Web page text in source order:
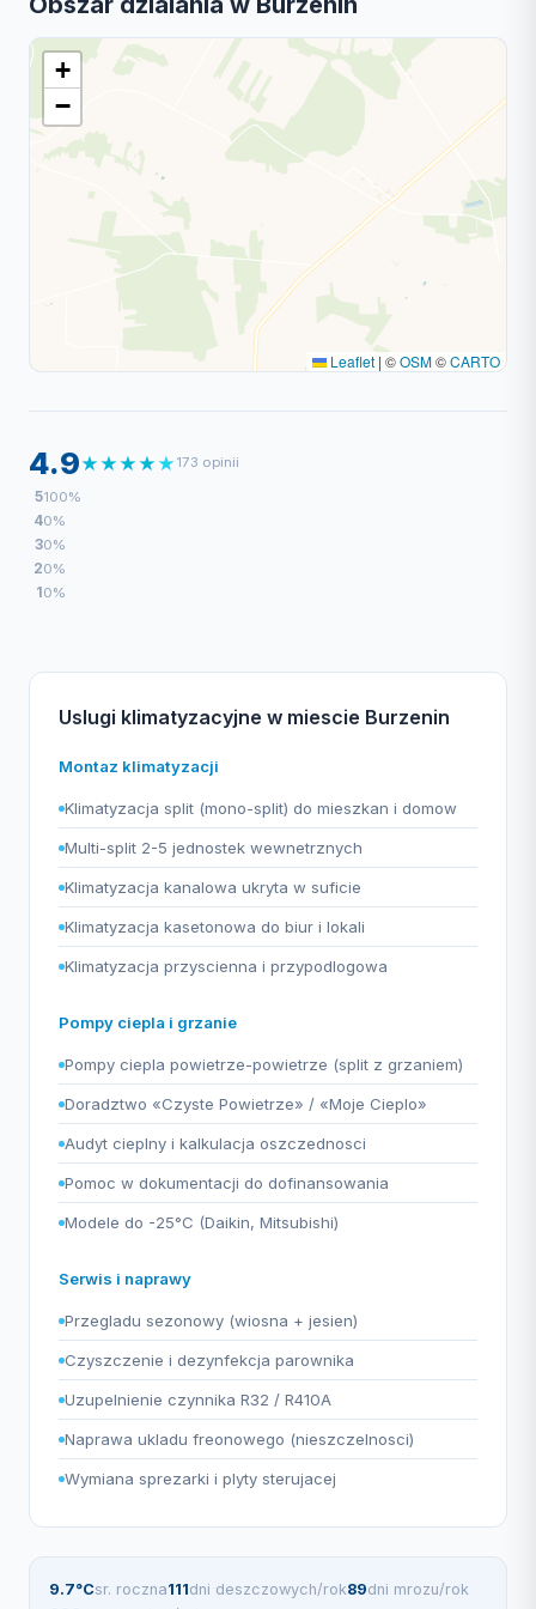
+
−
Leaflet | ©OSM©CARTO
4.9★★★★★ 173 opinii
5100%
40%
30%
20%
10%
Uslugi klimatyzacyjne w miescie Burzenin
Montaz klimatyzacji
Klimatyzacja split (mono-split) do mieszkan i domow
Multi-split 2-5 jednostek wewnetrznych
Klimatyzacja kanalowa ukryta w suficie
Klimatyzacja kasetonowa do biur i lokali
Klimatyzacja przyscienna i przypodlogowa
Pompy ciepla i grzanie
Pompy ciepla powietrze-powietrze (split z grzaniem)
Doradztwo «Czyste Powietrze» / «Moje Cieplo»
Audyt cieplny i kalkulacja oszczednosci
Pomoc w dokumentacji do dofinansowania
Modele do -25°C (Daikin, Mitsubishi)
Serwis i naprawy
Przegladu sezonowy (wiosna + jesien)
Czyszczenie i dezynfekcja parownika
Uzupelnienie czynnika R32 / R410A
Naprawa ukladu freonowego (nieszczelnosci)
Wymiana sprezarki i plyty sterujacej
9.7°Csr. roczna111dni deszczowych/rok89dni mrozu/rok